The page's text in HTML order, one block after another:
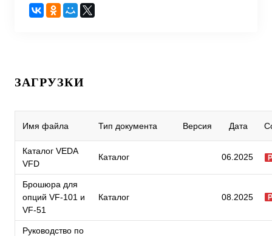
ЗАГРУЗКИ
Имя файла Тип документа Версия Дата
Каталог VEDA
VFD
Каталог 06.2025
Брошюра для
опций VF-101 и
VF-51
Каталог 08.2025
Руководство по